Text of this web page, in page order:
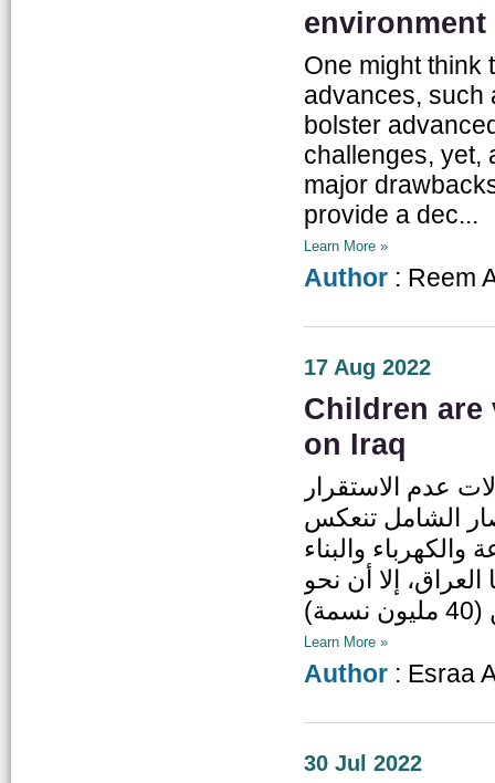
environment
One might think
advances, such
bolster
challenges, yet,
major
provide a dec...
Learn More »
Author : Reem
17 Aug 2022
Children are
on Iraq
عدم الاستقرار
الشامل تنعكس
والبناء
إلا أن نحو
Learn More »
Author : Esraa
30 Jul 2022